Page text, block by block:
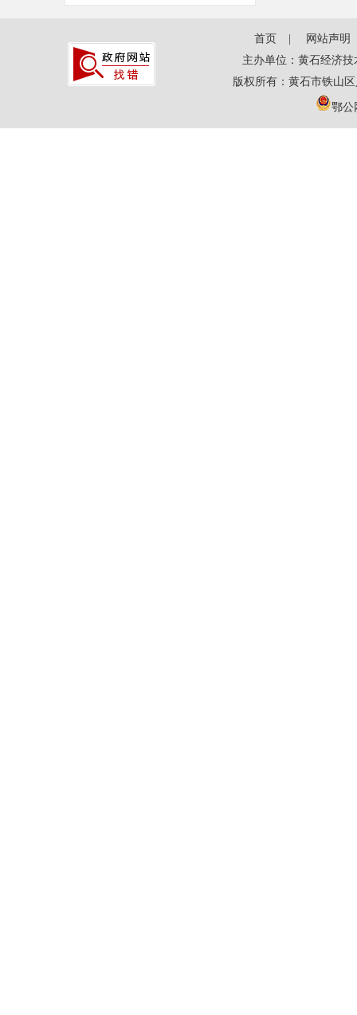
首页
网站声明
主办单位：黄石经济
版权所有：黄石市铁山
鄂公